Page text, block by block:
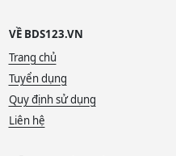
VỀ BDS123.VN
Trang chủ
Tuyển dụng
Quy định sử dụng
Liên hệ